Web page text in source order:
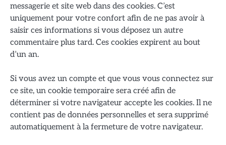
messagerie et site web dans des cookies. C’est
uniquement pour votre confort afin de ne pas avoir à
saisir ces informations si vous déposez un autre
commentaire plus tard. Ces cookies expirent au bout
d’un an.
Si vous avez un compte et que vous vous connectez sur
ce site, un cookie temporaire sera créé afin de
déterminer si votre navigateur accepte les cookies. Il ne
contient pas de données personnelles et sera supprimé
automatiquement à la fermeture de votre navigateur.